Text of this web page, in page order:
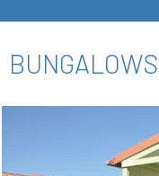
BUNGALOWS